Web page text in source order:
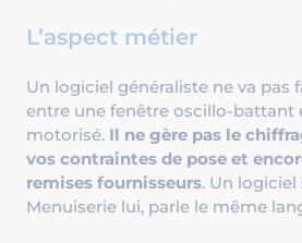
L’aspect métier
Un logiciel généraliste ne va pas
entre une fenêtre oscillo-battant
motorisé. Il ne gère pas le
vos contraintes de pose et
remises fournisseurs. Un logiciel
Menuiserie lui, parle le même